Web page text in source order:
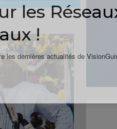
les
!
les dernières actualités de